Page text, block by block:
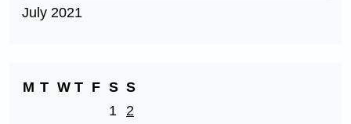
July 2021
M T W T F S S
1
2